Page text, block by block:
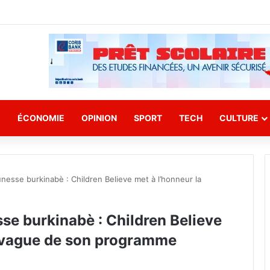
ÉCONOMIE OPINION SPORT TECH CULTURE
burkinabè : Children Believe met à l’honneur la
burkinabè : Children Believe
de son programme